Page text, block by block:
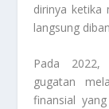
dirinya
langsung
Pada 2022,
gugatan
finansial